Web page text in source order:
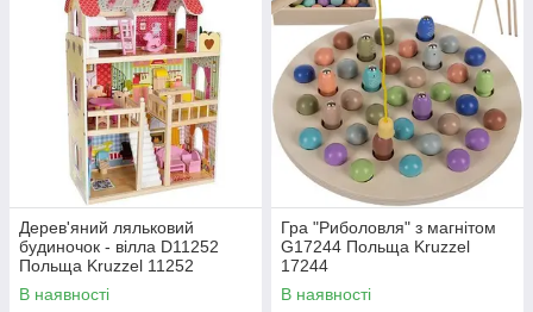
Дерев'яний ляльковий
будиночок - вілла D11252
Польща Kruzzel 11252
В наявності
Гра "Риболовля" з магнітом
G17244 Польща Kruzzel
17244
В наявності